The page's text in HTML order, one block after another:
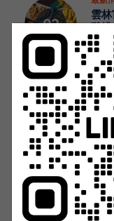
雲
雞
45
最新
瞄
業佈
熱門新聞
請加
中
Https://